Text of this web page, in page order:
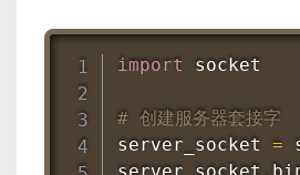
import socket
# 创建服务器套接字
server_socket =